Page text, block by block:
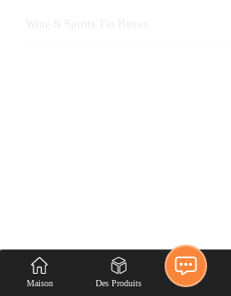
Maison Des Produits